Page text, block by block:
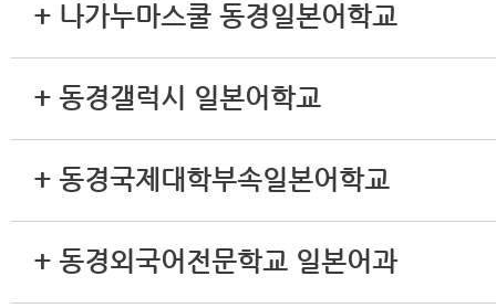
+ 나가누마스쿨 동경일본어학교
+ 동경갤럭시 일본어학교
+ 동경국제대학부속일본어학교
+ 동경외국어전문학교 일본어과